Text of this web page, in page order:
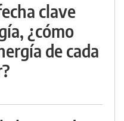
clave
¿cómo
de cada